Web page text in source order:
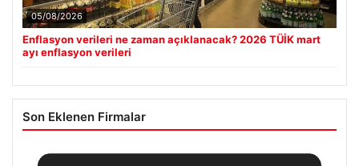
05/08/2026
Enflasyon verileri ne zaman açıklanacak? 2026 TÜİK mart
ayı enflasyon verileri
Son Eklenen Firmalar